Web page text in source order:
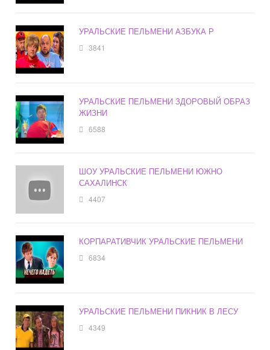
УРАЛЬСКИЕ ПЕЛЬМЕНИ АЗБУКА Р
3841
УРАЛЬСКИЕ ПЕЛЬМЕНИ ЗДОРОВЫЙ ОБРАЗ
ЖИЗНИ
6588
ШОУ УРАЛЬСКИЕ ПЕЛЬМЕНИ ЮЖНО
САХАЛИНСК
4407
КОРПАРАТИВЧИК УРАЛЬСКИЕ ПЕЛЬМЕНИ
6834
УРАЛЬСКИЕ ПЕЛЬМЕНИ ПИКНИК В ЛЕСУ
4349